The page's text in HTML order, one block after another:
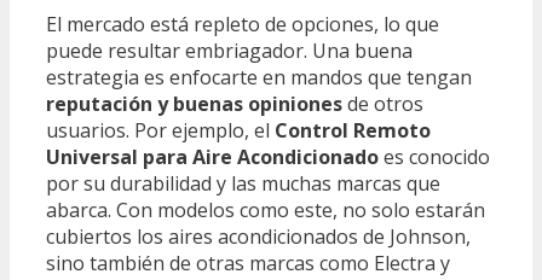
El mercado está repleto de opciones, lo que
puede resultar embriagador. Una buena
estrategia es enfocarte en mandos que tengan
reputación y buenas opinionesde otros
usuarios. Por ejemplo, el Control Remoto
Universal para Aire Acondicionadoes conocido
por su durabilidad y las muchas marcas que
abarca. Con modelos como este, no solo estarán
cubiertos los aires acondicionados de Johnson,
sino también de otras marcas como Electra y